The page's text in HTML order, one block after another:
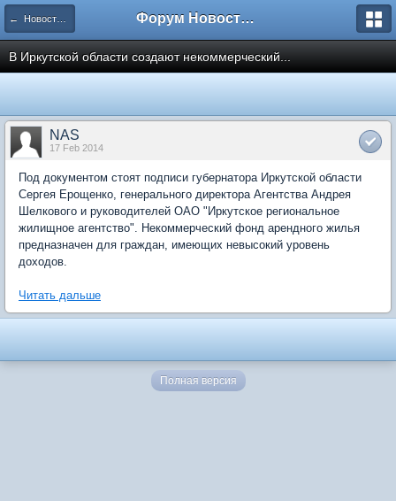
← Новости рынка недвижимости Форум Новостройки
В Иркутской области создают некоммерческий...
NAS
17 Feb 2014
Под документом стоят подписи губернатора Иркутской области
Сергея Ерощенко, генерального директора Агентства Андрея
Шелкового и руководителей ОАО "Иркутское региональное
жилищное агентство". Некоммерческий фонд арендного жилья
предназначен для граждан, имеющих невысокий уровень
доходов.
Читать дальше
Полная версия